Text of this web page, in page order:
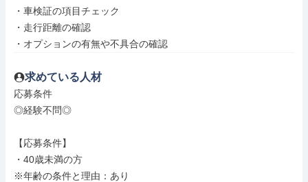
・車検証の項目チェック
・走行距離の確認
・オプションの有無や不具合の確認
求めている人材
応募条件
◎経験不問◎
【応募条件】
・40歳未満の方
※年齢の条件と理由：あり